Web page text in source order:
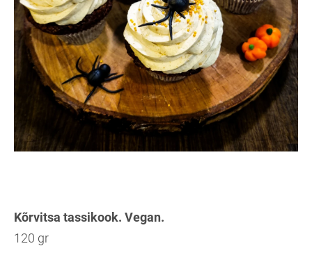
Kõrvitsa tassikook. Vegan.
120 gr